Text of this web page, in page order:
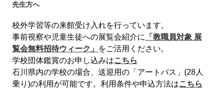
先生方へ
校外学習等の来館受け入れを行っています。
事前視察や児童生徒への展覧会紹介に
「教職員対象 展
覧会無料招待ウィーク」
をご活用ください。
学校団体鑑賞のお申し込みはこちら
石川県内の学校の場合、送迎用の「アートバス」(28人
乗り)の利用が可能です。利用条件や申込方法はこちら